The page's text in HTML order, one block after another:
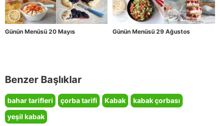
Günün Menüsü 20 Mayıs Günün Menüsü 29 Ağustos
Benzer Başlıklar
bahar tarifleri çorba tarifi Kabak
kabak çorbası
yeşil kabak